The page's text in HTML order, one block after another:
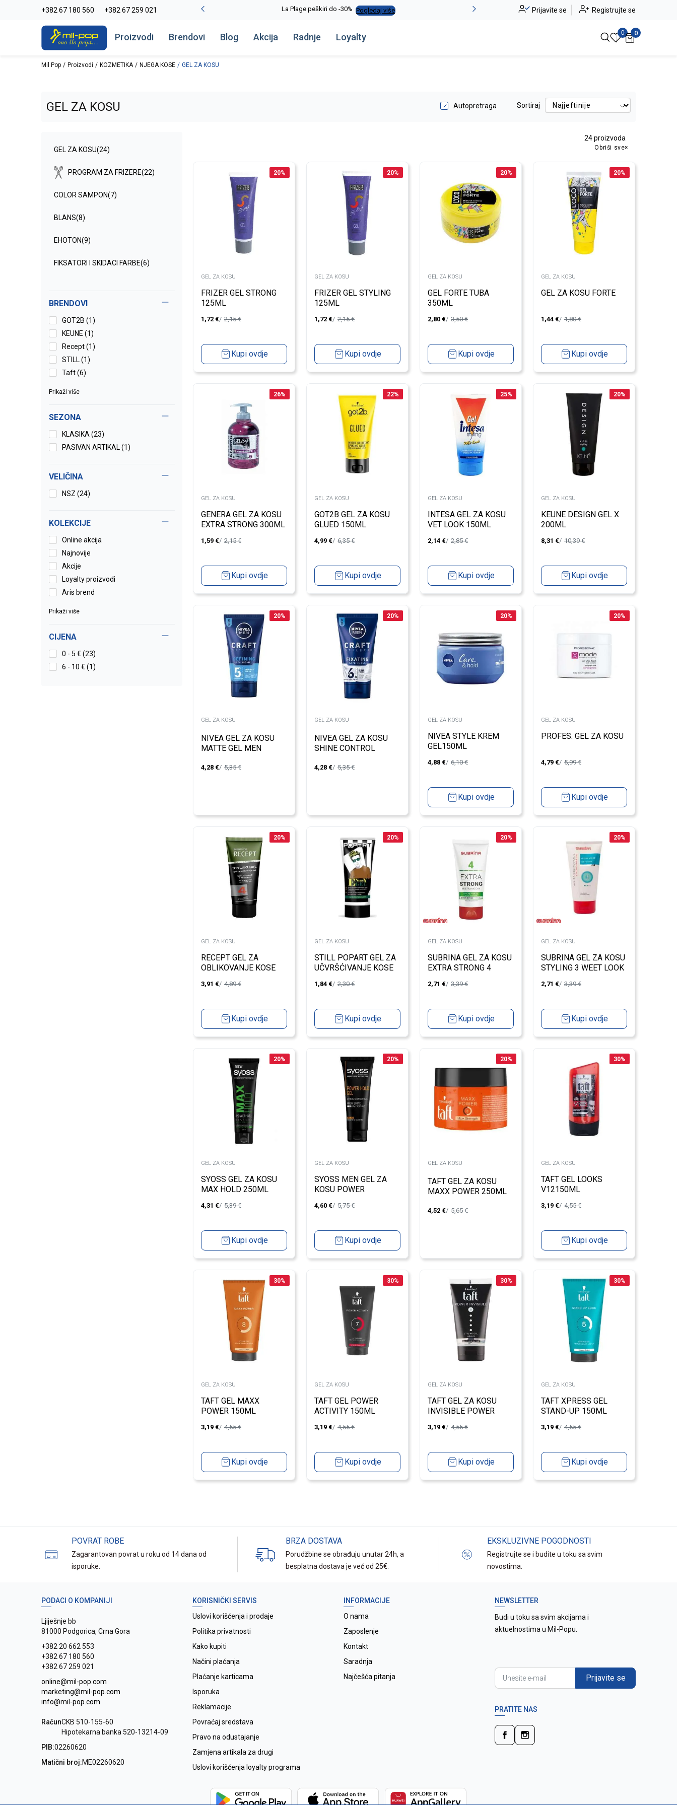
+382 67 180 560 +382 67 259 021
-20% na kompletan asortiman Pogledaj više La Plage peškiri do -30% Pogledaj više Alma Ras do -50% Pogledaj više
Prijavite se Registrujte se
Proizvodi Brendovi Blog Akcija Radnje Loyalty 0 0
Mil Pop Proizvodi KOZMETIKA NJEGA KOSE GEL ZA KOSU
GEL ZA KOSU Autopretraga Sortiraj
GEL ZA KOSU(24)
PROGRAM ZA FRIZERE(22)
COLOR SAMPON(7)
BLANS(8)
EHOTON(9)
FIKSATORI I SKIDACI FARBE(6)
FARBE ZA KOSU
KREMA ZA KOSU
VOSAK ZA KOSU
PJENA ZA KOSU
SAMPON ZA KOSU
AMPULE(10)
KOSE
MASKE ZA KOSU
REGENERATOR ZA KOSU
ULJE ZA KOSU(26)
KOSE
BRENDOVI
GOT2B (1)
KEUNE (1)
Recept (1)
STILL (1)
Taft (6)
Prikaži više
SEZONA
KLASIKA (23)
PASIVAN ARTIKAL (1)
VELIČINA
NSZ (24)
KOLEKCIJE
Online akcija
Najnovije
Akcije
Loyalty proizvodi
Aris brend
Prikaži više
CIJENA
0 - 5 € (23)
6 - 10 € (1)
24proizvoda
Obriši sve
20%
GEL ZA KOSU
FRIZER GEL STRONG
125ML
1,72 € 2,15€
Kupi ovdje
20%
GEL ZA KOSU
FRIZER GEL STYLING
125ML
1,72 € 2,15€
Kupi ovdje
20%
GEL ZA KOSU
GEL FORTE TUBA
350ML
2,80 € 3,50€
Kupi ovdje
20%
GEL ZA KOSU
GEL ZA KOSU FORTE
1,44 € 1,80€
Kupi ovdje
26%
GEL ZA KOSU
GENERA GEL ZA KOSU
EXTRA STRONG 300ML
1,59 € 2,15€
Kupi ovdje
22%
GEL ZA KOSU
GOT2B GEL ZA KOSU
GLUED 150ML
4,99 € 6,35€
Kupi ovdje
25%
GEL ZA KOSU
INTESA GEL ZA KOSU
VET LOOK 150ML
2,14 € 2,85€
Kupi ovdje
20%
GEL ZA KOSU
KEUNE DESIGN GEL X
200ML
8,31 € 10,39€
Kupi ovdje
20%
GEL ZA KOSU
NIVEA GEL ZA KOSU
MATTE GEL MEN
4,28 € 5,35€
20%
GEL ZA KOSU
NIVEA GEL ZA KOSU
SHINE CONTROL
4,28 € 5,35€
20%
GEL ZA KOSU
NIVEA STYLE KREM
GEL150ML
4,88 € 6,10€
Kupi ovdje
20%
GEL ZA KOSU
PROFES. GEL ZA KOSU
4,79 € 5,99€
Kupi ovdje
20%
GEL ZA KOSU
RECEPT GEL ZA
OBLIKOVANJE KOSE
3,91 € 4,89€
Kupi ovdje
20%
GEL ZA KOSU
STILL POPART GEL ZA
UČVRŠĆIVANJE KOSE
150ML
1,84 € 2,30€
Kupi ovdje
20%
GEL ZA KOSU
SUBRINA GEL ZA KOSU
EXTRA STRONG 4
2,71 € 3,39€
Kupi ovdje
20%
GEL ZA KOSU
SUBRINA GEL ZA KOSU
STYLING 3 WEET LOOK
2,71 € 3,39€
Kupi ovdje
20%
GEL ZA KOSU
SYOSS GEL ZA KOSU
MAX HOLD 250ML
4,31 € 5,39€
Kupi ovdje
20%
GEL ZA KOSU
SYOSS MEN GEL ZA
KOSU POWER
4,60 € 5,75€
Kupi ovdje
20%
GEL ZA KOSU
TAFT GEL ZA KOSU
MAXX POWER 250ML
4,52 € 5,65€
30%
GEL ZA KOSU
TAFT GEL LOOKS
V12150ML
3,19 € 4,55€
Kupi ovdje
30%
GEL ZA KOSU
TAFT GEL MAXX
POWER 150ML
3,19 € 4,55€
Kupi ovdje
30%
GEL ZA KOSU
TAFT GEL POWER
ACTIVITY 150ML
3,19 € 4,55€
Kupi ovdje
30%
GEL ZA KOSU
TAFT GEL ZA KOSU
INVISIBLE POWER
3,19 € 4,55€
Kupi ovdje
30%
GEL ZA KOSU
TAFT XPRESS GEL
STAND-UP 150ML
3,19 € 4,55€
Kupi ovdje
POVRAT ROBE
Zagarantovan povrat u roku od 14 dana od
isporuke.
BRZA DOSTAVA
Porudžbine se obrađuju unutar 24h, a
besplatna dostava je već od 25€.
EKSKLUZIVNE POGODNOSTI
Registrujte se i budite u toku sa svim
novostima.
PODACI O KOMPANIJI
Ljiješnje bb
81000 Podgorica, Crna Gora
+382 20 662 553
+382 67 180 560
+382 67 259 021
online@mil-pop.com
marketing@mil-pop.com
info@mil-pop.com
RačunCKB 510-155-60
Hipotekarna banka 520-13214-09
PIB:02260620
Matični broj:ME02260620
KORISNIČKI SERVIS
Uslovi korišćenja i prodaje
Politika privatnosti
Kako kupiti
Načini plaćanja
Plaćanje karticama
Isporuka
Reklamacije
Povraćaj sredstava
Pravo na odustajanje
Zamjena artikala za drugi
Uslovi korišćenja loyalty programa
INFORMACIJE
O nama
Zaposlenje
Kontakt
Saradnja
Najčešća pitanja
NEWSLETTER
Budi u toku sa svim akcijama i
aktuelnostima u Mil-Popu.
Prijavite se
PRATITE NAS